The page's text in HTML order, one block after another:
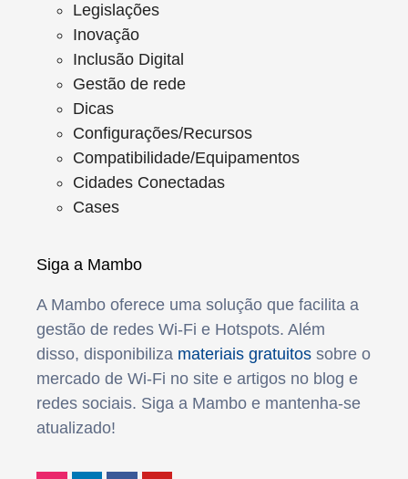
Legislações
Inovação
Inclusão Digital
Gestão de rede
Dicas
Configurações/Recursos
Compatibilidade/Equipamentos
Cidades Conectadas
Cases
Siga a Mambo
A Mambo oferece uma solução que facilita a
gestão de redes Wi-Fi e Hotspots. Além
disso, disponibiliza materiais gratuitos sobre o
mercado de Wi-Fi no site e artigos no blog e
redes sociais. Siga a Mambo e mantenha-se
atualizado!